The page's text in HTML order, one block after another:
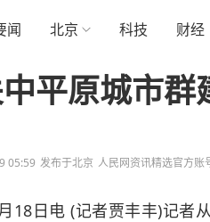
闻 北京 科技 财经
平原城市群
05:59 发布于北京 人民网资讯精选官方账
18日电 (记者贾丰丰)记者